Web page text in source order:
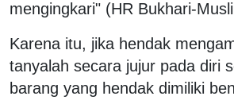
mengingkari" (HR Bukhari-
Karena itu, jika hendak
tanyalah secara jujur pada diri
barang yang hendak dimiliki